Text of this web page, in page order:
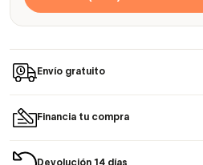
Envío gratuito
Financia tu compra